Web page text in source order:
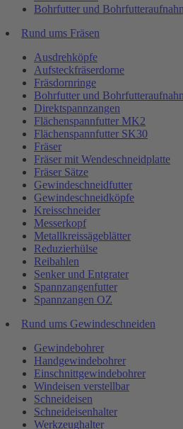
Bohrfutter und
Rund ums Fräsen
Ausdrehköpfe
Aufsteckfräserdorne
Fräsdornringe
Bohrfutter und
Direktspannzangen
Flächenspannfutter MK2
Flächenspannfutter SK30
Fräser
Fräser mit Wendeschneidplatte
Fräser Sätze
Gewindeschneidfutter
Gewindeschneidköpfe
Kreisschneider
Messerkopf
Metallkreissägeblätter
Reduzierhülse
Reibahlen
Senker und Entgrater
Spannzangenfutter
Spannzangen OZ
Rund ums Gewindeschneiden
Gewindebohrer
Handgewindebohrer
Einschnittgewindebohrer
Windeisen verstellbar
Schneideisen
Schneideisenhalter
Werkzeughalter